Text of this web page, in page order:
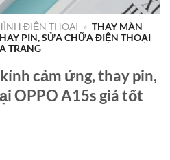
ĐIỆN THOẠI » THAY MÀN
PIN, SỬA CHỮA ĐIỆN THOẠI
TRANG
cảm ứng, thay pin,
OPPO A15s giá tốt